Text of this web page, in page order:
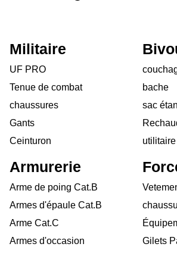
Militaire
UF PRO
Tenue de combat
chaussures
Gants
Ceinturon
bache
sac
utilitaire
Armurerie
Arme de poing Cat.B
Armes d'épaule Cat.B
Arme Cat.C
Armes d'occasion
Gilets